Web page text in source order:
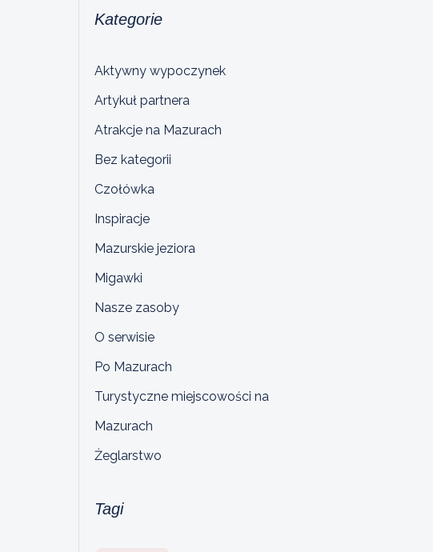
Kategorie
Aktywny wypoczynek
Artykuł partnera
Atrakcje na Mazurach
Bez kategorii
Czołówka
Inspiracje
Mazurskie jeziora
Migawki
Nasze zasoby
O serwisie
Po Mazurach
Turystyczne miejscowości na
Mazurach
Żeglarstwo
Tagi